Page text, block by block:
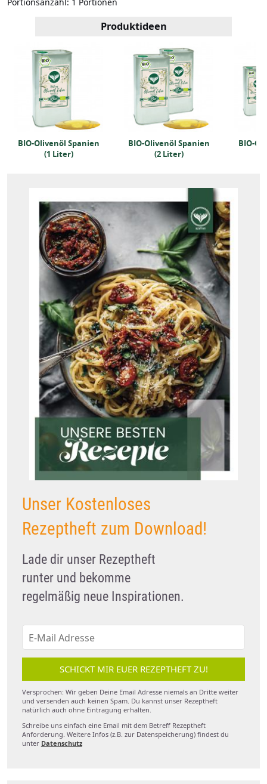
Portionsanzahl: 1 Portionen
Produktideen
BIO-Olivenöl Spanien
(1 Liter)
BIO-Olivenöl Spanien
(2 Liter)
BIO-
Unser Kostenloses
Rezeptheft zum Download!
Lade dir unser Rezeptheft
runter und bekomme
regelmäßig neue Inspirationen.
SCHICKT MIR EUER REZEPTHEFT ZU!
Versprochen: Wir geben Deine Email Adresse niemals an Dritte weiter
und versenden auch keinen Spam. Du kannst unser Rezeptheft
natürlich auch ohne Eintragung erhalten.
Schreibe uns einfach eine Email mit dem Betreff Rezeptheft
Anforderung. Weitere Infos (z.B. zur Datenspeicherung) findest du
unter Datenschutz